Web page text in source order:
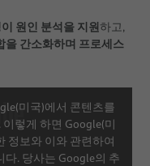
원인 분석을 지원하고,
을 간소화하며 프로세스
미국)에서 콘텐츠를
렇게 하면 Google(미
정보와 이와 관련하여
. 당사는 Google의 추